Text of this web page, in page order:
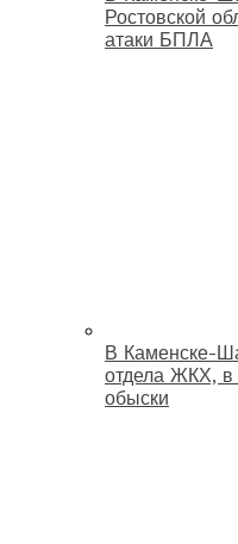
Ростовской
атаки БПЛА
В Каменске-
отдела ЖКХ, в
обыски